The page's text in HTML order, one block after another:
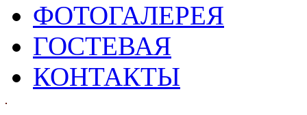
ФОТОГАЛЕРЕЯ
ГОСТЕВАЯ
КОНТАКТЫ